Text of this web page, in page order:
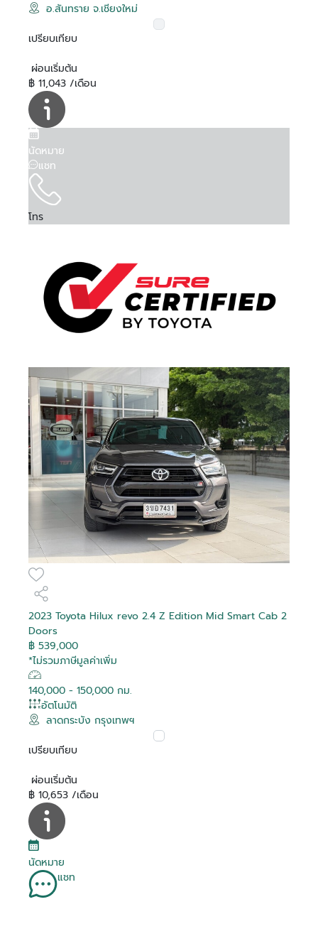
อ.สันทราย จ.เชียงใหม่
เปรียบเทียบ
ผ่อนเริ่มต้น
฿ 11,043 /เดือน
นัดหมาย
แชท
โทร
2023 Toyota Hilux revo 2.4 Z Edition Mid Smart Cab 2
Doors
฿ 539,000
*ไม่รวมภาษีมูลค่าเพิ่ม
140,000 - 150,000 กม.
อัตโนมัติ
ลาดกระบัง กรุงเทพฯ
เปรียบเทียบ
ผ่อนเริ่มต้น
฿ 10,653 /เดือน
นัดหมาย
แชท